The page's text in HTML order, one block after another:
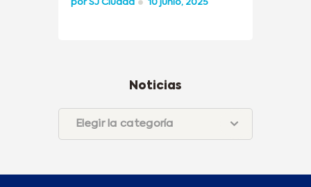
porSJ Ciudad 10 junio, 2025
Noticias